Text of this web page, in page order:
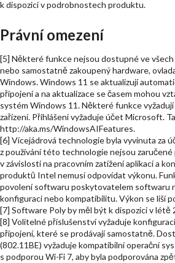
k dispozici v podrobnostech produktu.
Právní omezení
[5] Některé funkce nejsou dostupné ve
nebo samostatně zakoupený hardware,
Windows. Windows 11 se aktualizují
připojení a na aktualizace se časem mohou
systém Windows 11. Některé funkce
zařízení. Přihlášení vyžaduje účet Microsoft.
http://aka.ms/WindowsAIFeatures.
[6] Vícejádrová technologie byla vyvinuta za
z používání této technologie nejsou
v závislosti na pracovním zatížení aplikací a
produktů Intel nemusí odpovídat výkonu.
povolení softwaru poskytovatelem softwaru
konfiguraci nebo kompatibilitu. Výkon se liší
[7] Software Poly by měl být k dispozici v
[8] Volitelné příslušenství vyžaduje
připojení, které se prodávají samostatně.
(802.11BE) vyžaduje kompatibilní operační
s podporou Wi-Fi 7, aby byla podporována